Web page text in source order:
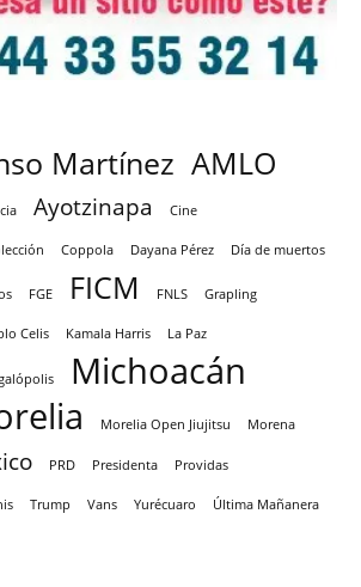
Martínez AMLO
Ayotzinapa Cine
Coppola Dayana Pérez Día de muertos
FGE FICM FNLS Grapling
Celis Kamala Harris La Paz
Michoacán
Morelia Open Jiujitsu Morena
PRD Presidenta Providas
Trump Vans Yurécuaro Última Mañanera